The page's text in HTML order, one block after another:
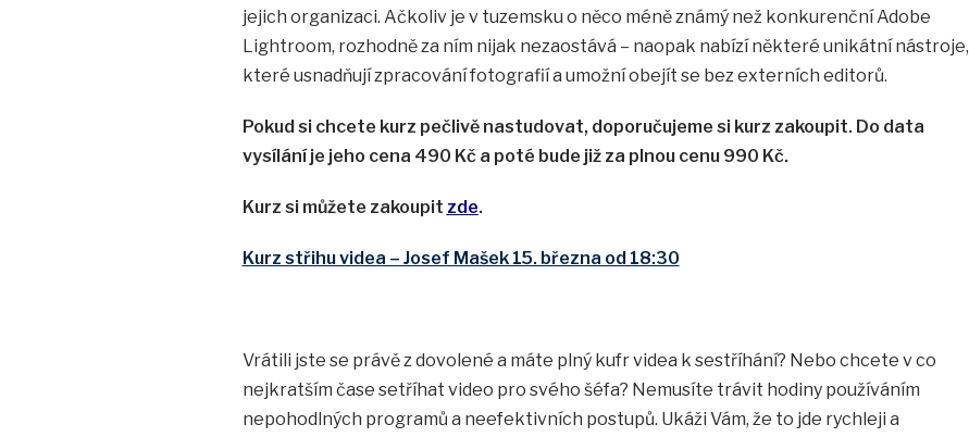
jejich organizaci. Ačkoliv je v tuzemsku o něco méně známý než konkurenční Adobe
Lightroom, rozhodně za ním nijak nezaostává – naopak nabízí některé unikátní nástroje,
které usnadňují zpracování fotografií a umožní obejít se bez externích editorů.
Pokud si chcete kurz pečlivě nastudovat, doporučujeme si kurz zakoupit. Do data
vysílání je jeho cena 490 Kč a poté bude již za plnou cenu 990 Kč.
Kurz si můžete zakoupit zde.
Kurz střihu videa – Josef Mašek 15. března od 18:30
Vrátili jste se právě z dovolené a máte plný kufr videa k sestříhání? Nebo chcete v co
nejkratším čase setříhat video pro svého šéfa? Nemusíte trávit hodiny používáním
nepohodlných programů a neefektivních postupů. Ukáži Vám, že to jde rychleji a